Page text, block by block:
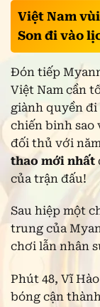
Việt Nam
Son đi vào
Đón tiếp
Việt Nam cần
giành quyền đi
chiến binh sao
đối thủ với
thao mới nhất
của trận đấu!
Sau hiệp một
trung của
chơi lẫn nhân
Phút 48, Vĩ
bóng cận